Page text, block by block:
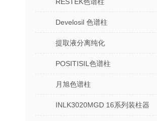
Develosil 色谱柱
提取液分离纯化
POSITISIL色谱柱
月旭色谱柱
INLK3020MGD 16系列装柱器